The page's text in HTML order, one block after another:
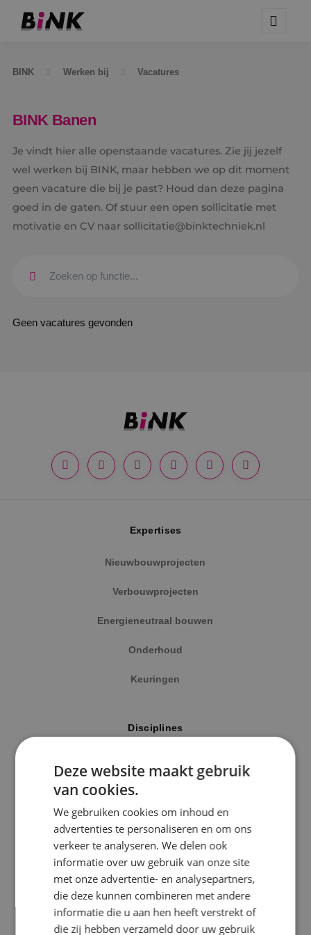
BINK Werken bij Vacatures
Kaatsheuvel
Sprundel
Specialisme
Beveiligingstechniek
Elektrotechniek
Energietechniek
BINK Banen
Je vindt hier alle openstaande vacatures. Zie jij jezelf
wel werken bij BINK, maar hebben we op dit moment
geen vacature die bij je past? Houd dan deze pagina
goed in de gaten. Of stuur een open sollicitatie met
motivatie en CV naar sollicitatie@binktechniek.nl
Geen vacatures gevonden
Expertises
Nieuwbouwprojecten
Verbouwprojecten
Energieneutraal bouwen
Onderhoud
Keuringen
Disciplines
Werktuigbouwkunde
Energietechniek
Beveiligingstechniek
Uitgelicht
Klimaatinstallaties
Deze website maakt gebruik
van cookies.
We gebruiken cookies om inhoud en
advertenties te personaliseren en om ons
verkeer te analyseren. We delen ook
informatie over uw gebruik van onze site
met onze advertentie- en analysepartners,
die deze kunnen combineren met andere
informatie die u aan hen heeft verstrekt of
die zij hebben verzameld door uw gebruik